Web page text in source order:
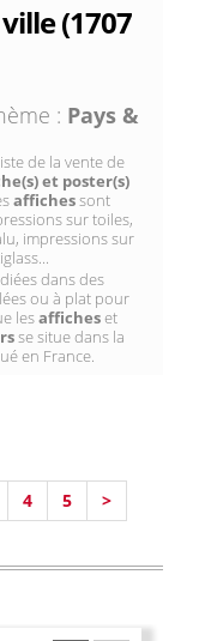
(1707
: Pays &
de la vente de
et poster(s)
affichessont
sur toiles,
impressions sur
dans des
ou à plat pour
lesafficheset
se situe dans la
en France.
4 5 >